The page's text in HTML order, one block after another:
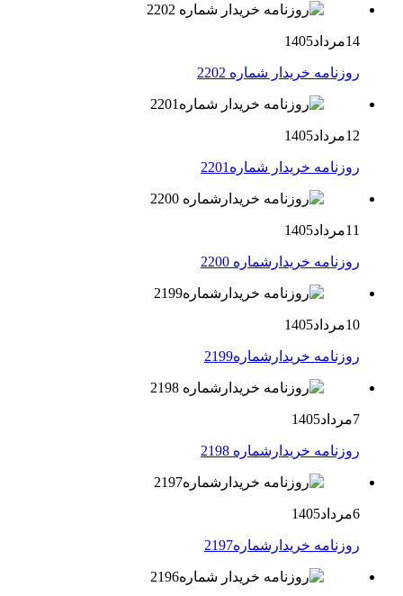
14مرداد1405
روزنامه خریدار شماره 2202
12مرداد1405
روزنامه خریدار شماره2201
11مرداد1405
روزنامه خریدارشماره 2200
10مرداد1405
روزنامه خریدارشماره2199
7مرداد1405
روزنامه خریدارشماره 2198
6مرداد1405
روزنامه خریدارشماره2197